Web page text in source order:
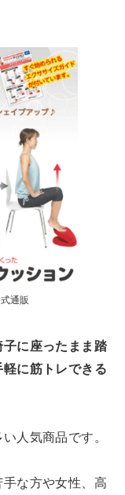
通販
子に座ったまま踏
に筋トレできる
人気商品です。
な方や女性、高